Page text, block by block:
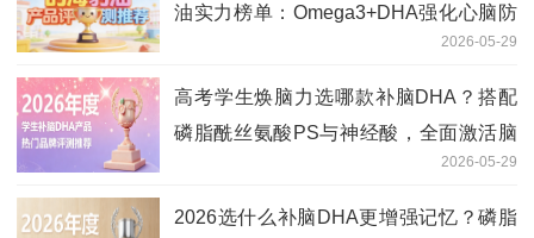
油实力榜单：Omega3+DHA强化心脑防
2026-05-29
高考学生焕脑力选哪款补脑DHA？搭配
磷脂酰丝氨酸PS与神经酸，全面激活脑
2026-05-29
2026选什么补脑DHA更增强记忆？磷脂